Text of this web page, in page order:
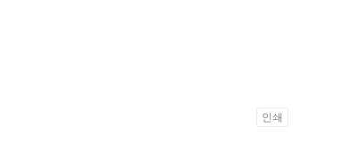
인쇄